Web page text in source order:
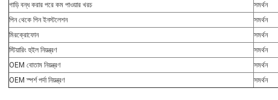
গাড়ি বন্ধ করার পরে কম পাওয়ার খরচ
সমর্থন
পিন থেকে পিন ইনস্টলেশন
সমর্থন
মিরক্রোফোন
সমর্থন
স্টিয়ারিং হুইল নিয়ন্ত্রণ
সমর্থন
OEM বোতাম নিয়ন্ত্রণ
সমর্থন
OEM স্পর্শ পর্দা নিয়ন্ত্রণ
সমর্থন